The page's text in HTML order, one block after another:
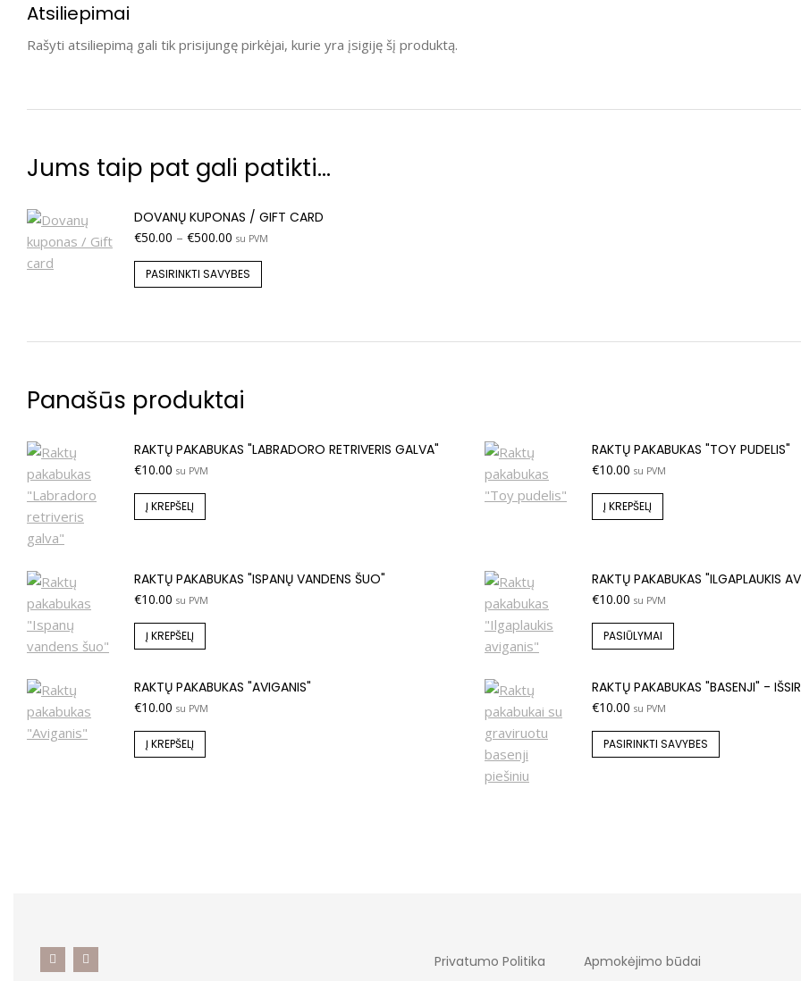
Atsiliepimai
Rašyti atsiliepimą gali tik prisijungę pirkėjai, kurie yra įsigiję šį produktą.
Jums taip pat gali patikti…
DOVANŲ KUPONAS / GIFT CARD
€50.00 – €500.00 su PVM
PASIRINKTI SAVYBES
Panašūs produktai
RAKTŲ PAKABUKAS "LABRADORO RETRIVERIS GALVA"
€10.00 su PVM
Į KREPŠELĮ
RAKTŲ PAKABUKAS "TOY PUDELIS"
€10.00 su PVM
Į KREPŠELĮ
RAKTŲ PAKABUKAS "ISPANŲ VANDENS ŠUO"
€10.00 su PVM
Į KREPŠELĮ
RAKTŲ PAKABUKAS "ILGAPLAUKIS
€10.00 su PVM
PASIŪLYMAI
RAKTŲ PAKABUKAS "AVIGANIS"
€10.00 su PVM
Į KREPŠELĮ
RAKTŲ PAKABUKAS "BASENJI" -
€10.00 su PVM
PASIRINKTI SAVYBES
Privatumo Politika Apmokėjimo būdai